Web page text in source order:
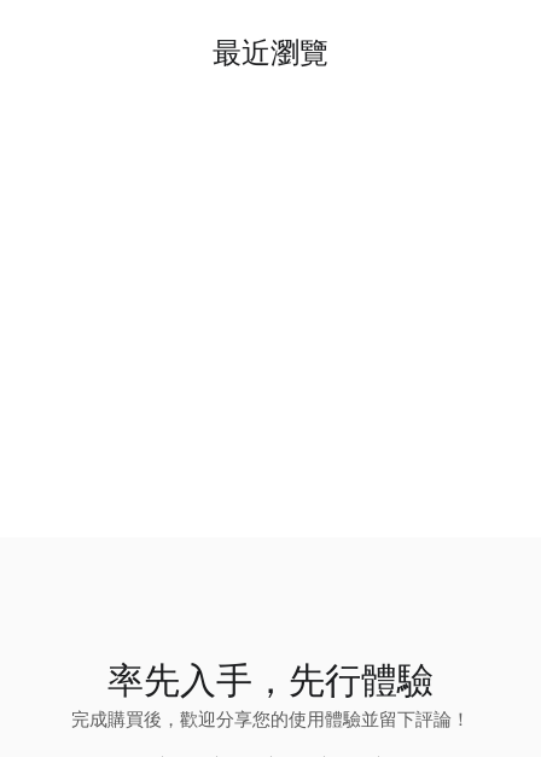
最近瀏覽
率先入手，先行體驗
完成購買後，歡迎分享您的使用體驗並留下評論！